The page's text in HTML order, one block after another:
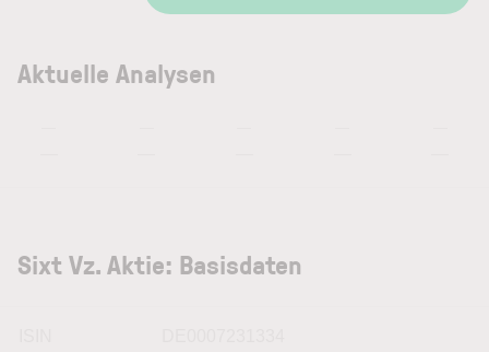
Aktuelle Analysen
Sixt Vz. Aktie: Basisdaten